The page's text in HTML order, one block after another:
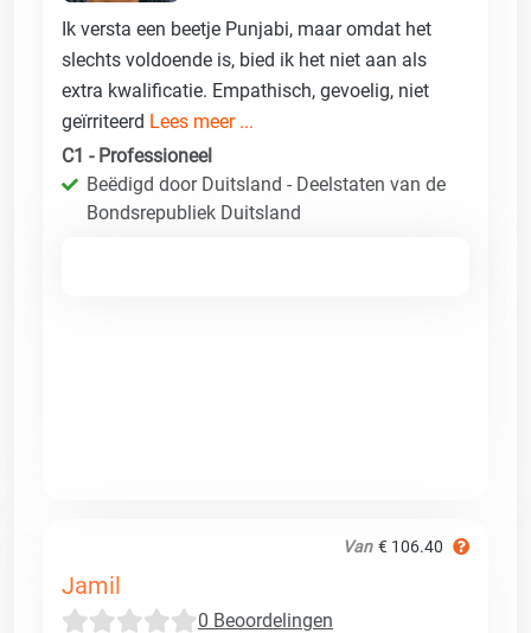
Ik versta een beetje Punjabi, maar omdat het
slechts voldoende is, bied ik het niet aan als
extra kwalificatie. Empathisch, gevoelig, niet
geïrriteerd Lees meer ...
C1 - Professioneel
Beëdigd door Duitsland - Deelstaten van de
Bondsrepubliek Duitsland
Van € 106.40
Jamil
0 Beoordelingen